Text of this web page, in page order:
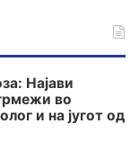
Најави
во
и на југот од